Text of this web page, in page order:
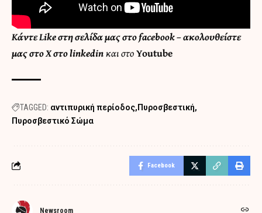
ΚάντεLike στη σελίδα μας στο facebook– ακολουθείστε
μας στοXστοlinkedinκαι στοYoutube
TAGGED: αντιπυρική περίοδος Πυροσβεστική
Πυροσβεστικό Σώμα
Facebook
Newsroom